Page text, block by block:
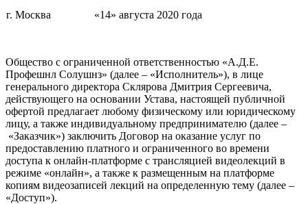
г. Москва «14» августа 2020 года
Общество с ограниченной ответственностью «А.Д.Е.
Профешнл Солушнз» (далее – «Исполнитель»), в лице
генерального директора Склярова Дмитрия Сергеевича,
действующего на основании Устава, настоящей публичной
офертой предлагает любому физическому или юридическому
лицу, а также индивидуальному предпринимателю (далее –
«Заказчик») заключить Договор на оказание услуг по
предоставлению платного и ограниченного во времени
доступа к онлайн-платформе с трансляцией видеолекций в
режиме «онлайн», а также к размещенным на платформе
копиям видеозаписей лекций на определенную тему (далее –
«Доступ»).